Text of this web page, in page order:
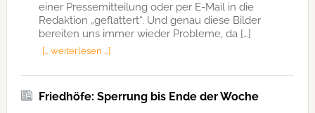
einer Pressemitteilung oder per E-Mail in die
Redaktion „geflattert“. Und genau diese Bilder
bereiten uns immer wieder Probleme, da […]
[… weiterlesen …]
Friedhöfe: Sperrung bis Ende der Woche